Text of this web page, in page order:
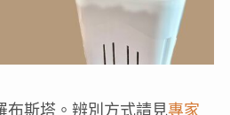
布斯塔。辨別方式請見專家